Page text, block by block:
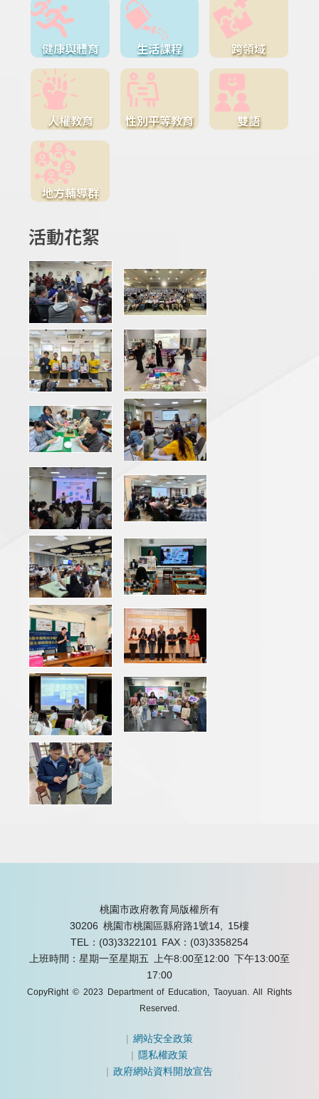
健康與體育 生活課程 跨領域
人權教育 性別平等教育 雙語
地方輔導群
活動花絮
桃園市政府教育局版權所有
30206 桃園市桃園區縣府路1號14, 15樓
TEL：(03)3322101
FAX：(03)3358254
上班時間：星期一至星期五 上午8:00至12:00 下午13:00至
17:00
CopyRight © 2023 Department of Education, Taoyuan. All Rights
Reserved.
|網站安全政策
| 隱私權政策
|政府網站資料開放宣告